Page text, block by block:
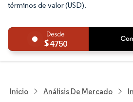
términos de valor (USD).
4750
Inicio Análisis De Mercado